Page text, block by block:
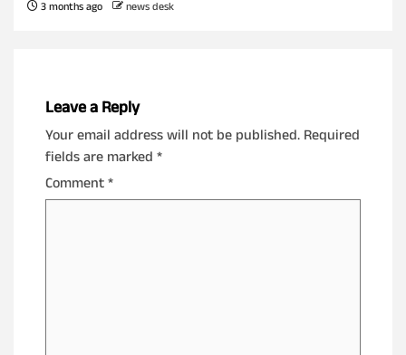
3 months ago news desk
Leave a Reply
Your email address will not be published. Required
fields are marked *
Comment*